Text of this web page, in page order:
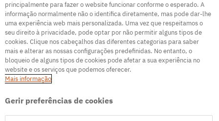
500
Servidor de erro interno
Parece que estamos enfrentando alguns problemas
técnicos. Tente atualizar a página ou acesse a página
inicial
Ir para a página inicial
principalmente para fazer o website funcionar conforme o esperado. A
informação normalmente não o identifica diretamente, mas pode dar-lhe
uma experiência web mais personalizada. Uma vez que respeitamos o
seu direito à privacidade, pode optar por não permitir alguns tipos de
cookies. Clique nos cabeçalhos das diferentes categorias para saber
mais e alterar as nossas configurações predefinidas. No entanto, o
bloqueio de alguns tipos de cookies pode afetar a sua experiência no
website e os serviços que podemos oferecer.
Mais informação
Gerir preferências de cookies